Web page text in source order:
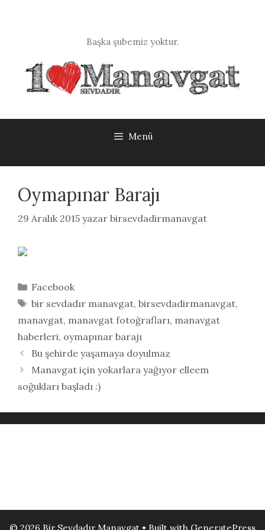
Başka şubemiz yoktur.
Menü
Oymapınar Barajı
29 Aralık 2015 yazar birsevdadirmanavgat
Kategoriler
Facebook
Etiketler
bir sevdadır manavgat, birsevdadirmanavgat,
manavgat, manavgat fotoğrafları, manavgat
haberleri, oymapınar barajı
Bu şehirde yaşamaya doyulmaz
Manavgat için yokarlara yağıyor elleem
soğukları başladı :)